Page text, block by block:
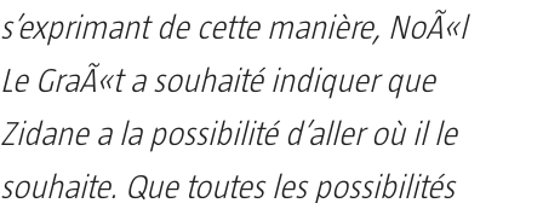
s’exprimant de cette manière, NoÃ«l
Le GraÃ«t a souhaité indiquer que
Zidane a la possibilité d’aller où il le
souhaite. Que toutes les possibilités